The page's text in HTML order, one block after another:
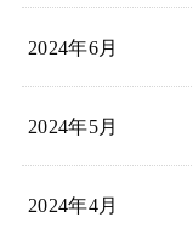
2024年6月
2024年5月
2024年4月